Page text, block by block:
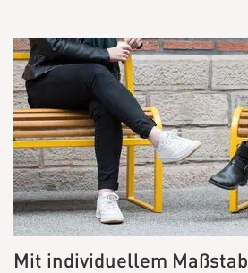
Mit individuellem Maßstab